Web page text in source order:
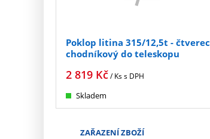
Poklop litina 315/12,5t - čtverec
chodníkový do teleskopu
2 819Kč/ Kss DPH
Skladem
ZAŘAZENÍ ZBOŽÍ